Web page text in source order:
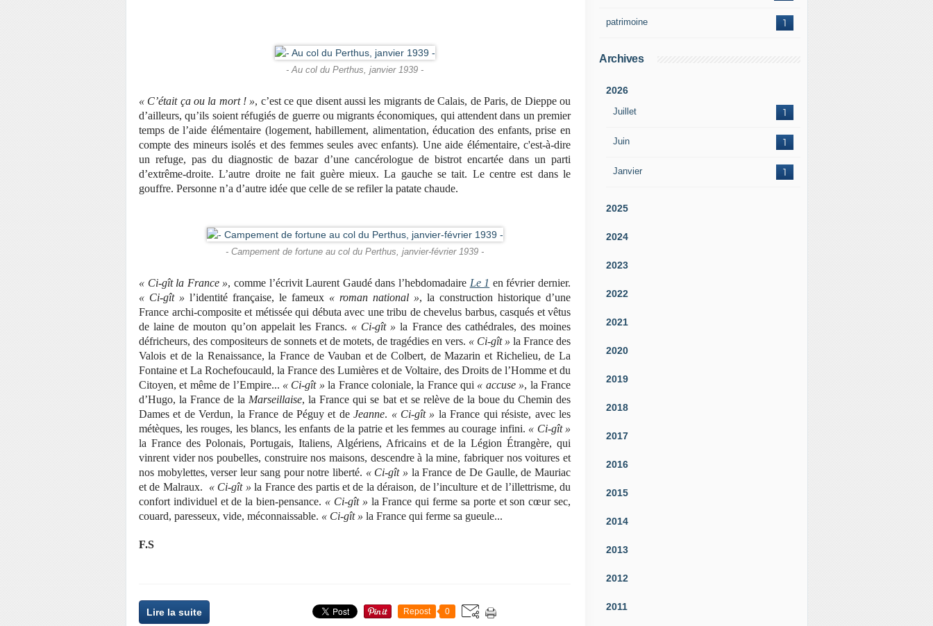
- Au col du Perthus, janvier 1939 -
« C’était ça ou la mort ! », c’est ce que disent aussi les migrants de Calais, de Paris, de Dieppe ou
d’ailleurs, qu’ils soient réfugiés de guerre ou migrants économiques, qui attendent dans un premier
temps de l’aide élémentaire (logement, habillement, alimentation, éducation des enfants, prise en
compte des mineurs isolés et des femmes seules avec enfants). Une aide élémentaire, c'est-à-dire
un refuge, pas du diagnostic de bazar d’une cancérologue de bistrot encartée dans un parti
d’extrême-droite. L’autre droite ne fait guère mieux. La gauche se tait. Le centre est dans le
gouffre. Personne n’a d’autre idée que celle de se refiler la patate chaude.
- Campement de fortune au col du Perthus, janvier-février 1939 -
« Ci-gît la France », comme l’écrivit Laurent Gaudé dans l’hebdomadaire Le 1 en février dernier.
« Ci-gît » l’identité française, le fameux « roman national », la construction historique d’une
France archi-composite et métissée qui débuta avec une tribu de chevelus barbus, casqués et vêtus
de laine de mouton qu’on appelait les Francs. « Ci-gît » la France des cathédrales, des moines
défricheurs, des compositeurs de sonnets et de motets, de tragédies en vers. « Ci-gît » la France des
Valois et de la Renaissance, la France de Vauban et de Colbert, de Mazarin et Richelieu, de La
Fontaine et La Rochefoucauld, la France des Lumières et de Voltaire, des Droits de l’Homme et du
Citoyen, et même de l’Empire... « Ci-gît » la France coloniale, la France qui « accuse », la France
d’Hugo, la France de la Marseillaise, la France qui se bat et se relève de la boue du Chemin des
Dames et de Verdun, la France de Péguy et deJeanne. « Ci-gît » la France qui résiste, avec les
métèques, les rouges, les blancs, les enfants de la patrie et les femmes au courage infini. « Ci-gît »
la France des Polonais, Portugais, Italiens, Algériens, Africains et de la Légion Étrangère, qui
vinrent vider nos poubelles, construire nos maisons, descendre à la mine, fabriquer nos voitures et
nos mobylettes, verser leur sang pour notre liberté. « Ci-gît » la France de De Gaulle, de Mauriac
et de Malraux. « Ci-gît » la France des partis et de la déraison, de l’inculture et de l’illettrisme, du
confort individuel et de la bien-pensance. « Ci-gît » la France qui ferme sa porte et son cœur sec,
couard, paresseux, vide, méconnaissable. « Ci-gît » la France qui ferme sa gueule...
F.S
Lire la suite Repost 0
1
patrimoine
Archives
2026
Juillet 1
Juin 1
Janvier 1
2025
2024
2023
2022
2021
2020
2019
2018
2017
2016
2015
2014
2013
2012
2011